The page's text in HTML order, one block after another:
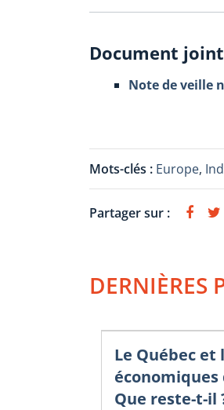
Document joint
Note de veille
Mots-clés : Europe,
Partager sur :
DERNIÈRES
Le Québec
économiques
Que reste-t-il